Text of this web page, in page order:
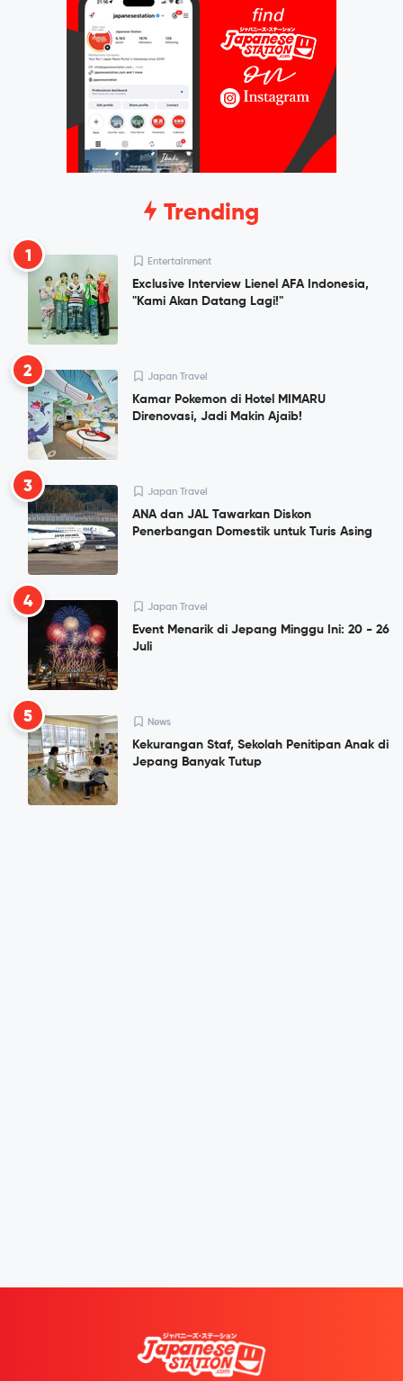
Trending
1 Entertainment
Exclusive Interview Lienel AFA Indonesia,
"Kami Akan Datang Lagi!"
2 Japan Travel
Kamar Pokemon di Hotel MIMARU
Direnovasi, Jadi Makin Ajaib!
3 Japan Travel
ANA dan JAL Tawarkan Diskon
Penerbangan Domestik untuk Turis Asing
4 Japan Travel
Event Menarik di Jepang Minggu Ini: 20 - 26
Juli
5 News
Kekurangan Staf, Sekolah Penitipan Anak di
Jepang Banyak Tutup